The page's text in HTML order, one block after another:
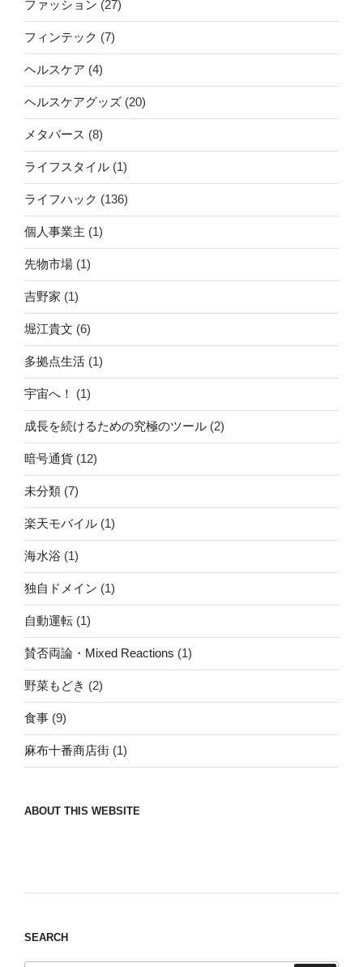
ファッション (27)
フィンテック (7)
ヘルスケア (4)
ヘルスケアグッズ (20)
メタバース (8)
ライフスタイル (1)
ライフハック (136)
個人事業主 (1)
先物市場 (1)
吉野家 (1)
堀江貴文 (6)
多拠点生活 (1)
宇宙へ！ (1)
成長を続けるための究極のツール (2)
暗号通貨 (12)
未分類 (7)
楽天モバイル (1)
海水浴 (1)
独自ドメイン (1)
自動運転 (1)
賛否両論・Mixed Reactions (1)
野菜もどき (2)
食事 (9)
麻布十番商店街 (1)
ABOUT THIS WEBSITE
SEARCH